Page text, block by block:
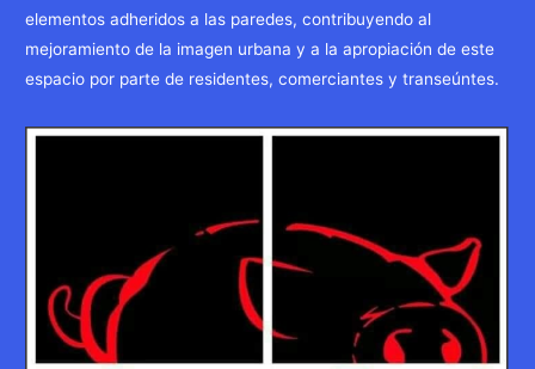
elementos adheridos a las paredes, contribuyendo al
mejoramiento de la imagen urbana y a la apropiación de este
espacio por parte de residentes, comerciantes y transeúntes.